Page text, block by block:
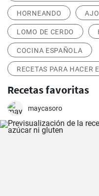
HORNEANDO AJO
LOMO DE CERDO
COCINA ESPAÑOLA
RECETAS PARA HACER
Recetas favoritas
maycasoro